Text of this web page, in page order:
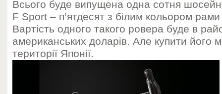
Всього буде випущена одна сотня
F Sport – п’ятдесят з білим кольором рами
Вартість одного такого ровера буде в
американських доларів. Але купити його
території Японії.